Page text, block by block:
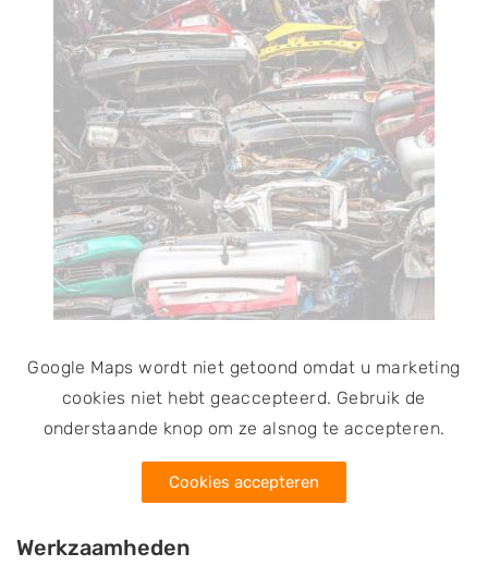
Google Maps wordt niet getoond omdat u marketing
cookies niet hebt geaccepteerd. Gebruik de
onderstaande knop om ze alsnog te accepteren.
Cookies accepteren
Werkzaamheden